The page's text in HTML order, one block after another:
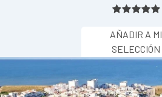
AÑADIR A MI
SELECCIÓN